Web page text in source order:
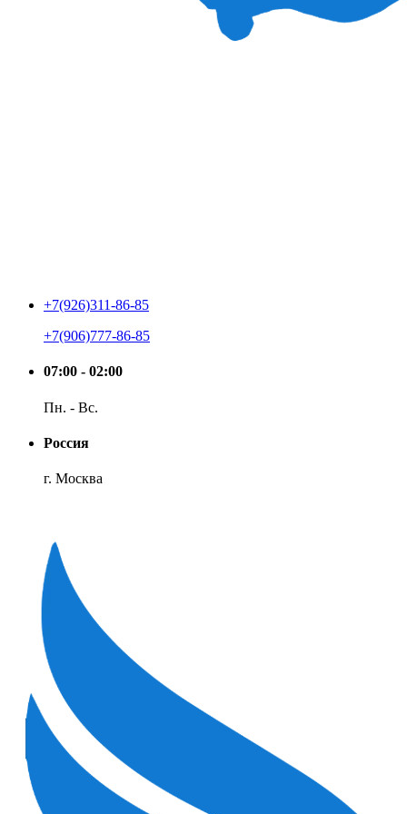
+7(926)311-86-85
+7(906)777-86-85
07:00 - 02:00
Пн. - Вс.
Россия
г. Москва